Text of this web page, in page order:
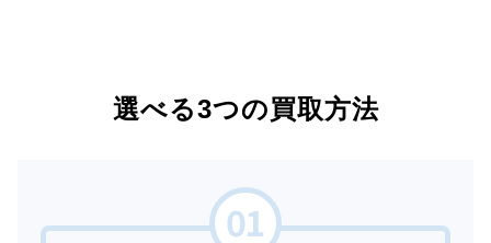
選べる3つの買取方法